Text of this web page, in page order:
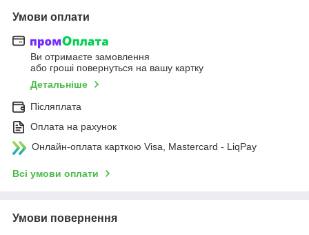
Умови оплати
Ви отримаєте замовлення
або гроші повернуться на вашу картку
Детальніше
Післяплата
Оплата на рахунок
Онлайн-оплата карткою Visa, Mastercard - LiqPay
Всі умови оплати
Умови повернення